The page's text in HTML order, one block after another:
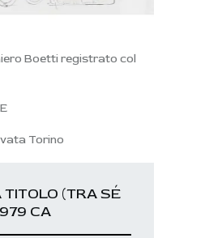
Boetti registrato col
Torino
(TRA SÉ
CA